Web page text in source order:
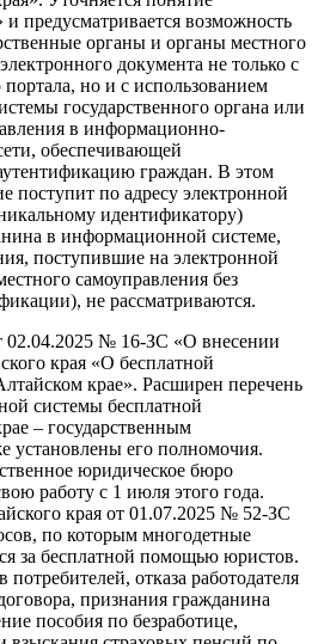
предусматривается возможность
органы и органы местного
документа не только с
но и с использованием
государственного органа или
в информационно-
обеспечивающей
граждан. В этом
поступит по адресу электронной
идентификатору)
в информационной системе,
поступившие на электронной
самоуправления без
не рассматриваются.
02.04.2025 № 16-ЗС «О внесении
края «О бесплатной
крае». Расширен перечень
системы бесплатной
– государственным
установлены его полномочия.
юридическое бюро
работу с 1 июля этого года.
края от 01.07.2025 № 52-ЗС
по которым многодетные
за бесплатной помощью юристов.
отказа работодателя
признания гражданина
пособия по безработице,